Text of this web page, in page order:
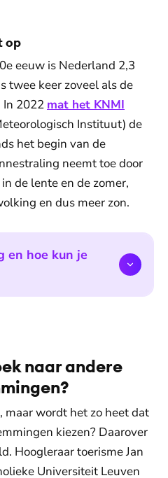
op
eeuw is Nederland 2,3
twee keer zoveel als de
2022 mat het KNMI
Instituut) de
het begin van de
neemt toe door
de lente en de zomer,
en dus meer zon.
en hoe kun je
naar andere
wordt het zo heet dat
kiezen? Daarover
Hoogleraar toerisme Jan
Universiteit Leuven